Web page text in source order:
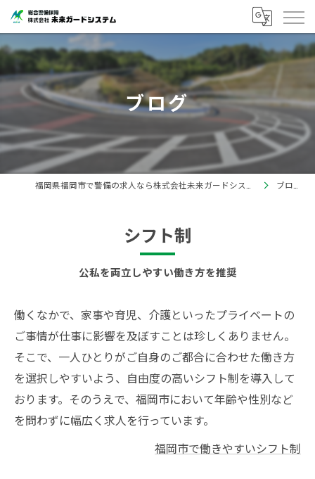
ブログ
ブログ
シフト制
公私を両立しやすい働き方を推奨
働くなかで、家事や育児、介護といったプライベートの
ご事情が仕事に影響を及ぼすことは珍しくありません。
そこで、一人ひとりがご自身のご都合に合わせた働き方
を選択しやすいよう、自由度の高いシフト制を導入して
おります。そのうえで、福岡市において年齢や性別など
を問わずに幅広く求人を行っています。
福岡市で働きやすいシフト制